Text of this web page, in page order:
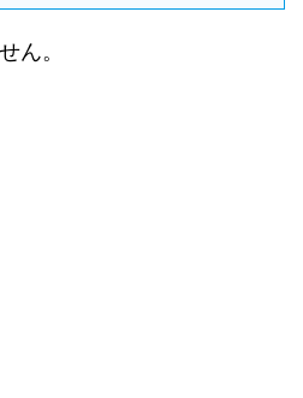
ん。